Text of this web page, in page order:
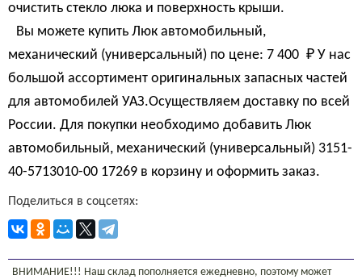
очистить стекло люка и поверхность крыши.
Вы можете купить Люк автомобильный,
механический (универсальный) по цене: 7 400 ₽ У нас
большой ассортимент оригинальных запасных частей
для автомобилей УАЗ.Осуществляем доставку по всей
России. Для покупки необходимо добавить Люк
автомобильный, механический (универсальный) 3151-
40-5713010-00 17269 в корзину и оформить заказ.
Поделиться в соцсетях:
ВНИМАНИЕ!!! Наш склад пополняется ежедневно, поэтому может